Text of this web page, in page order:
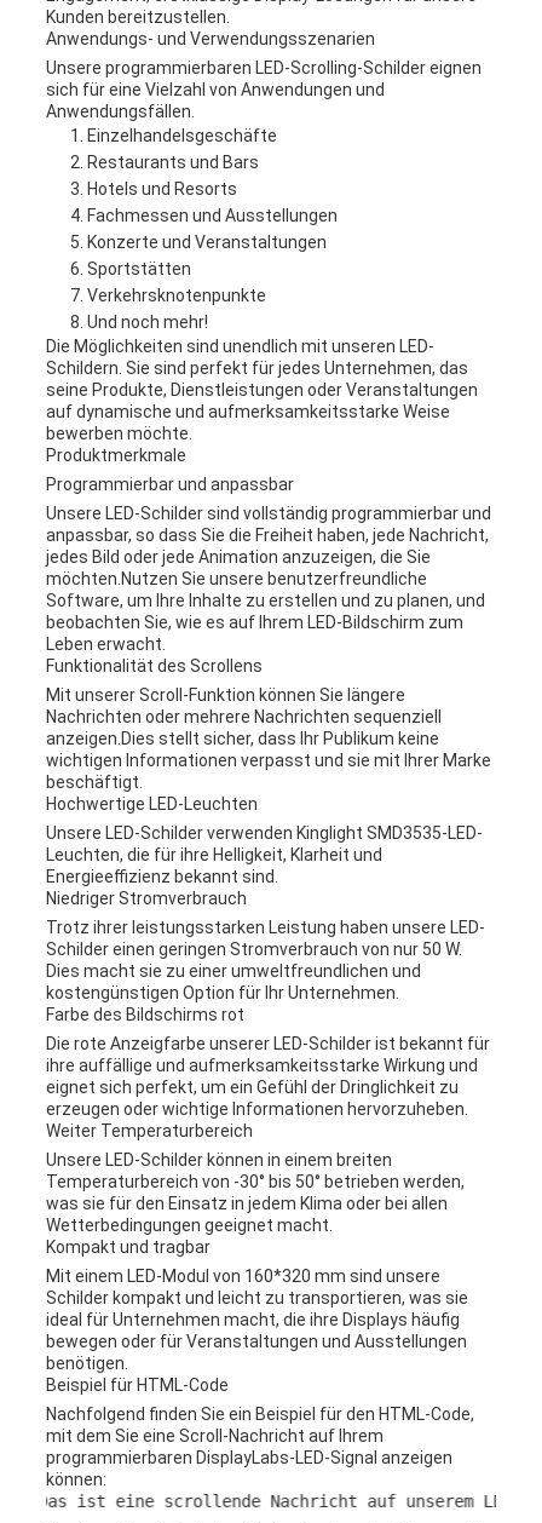
Kunden bereitzustellen.
Anwendungs- und Verwendungsszenarien
Unsere programmierbaren LED-Scrolling-Schilder eignen
sich für eine Vielzahl von Anwendungen und
Anwendungsfällen.
Einzelhandelsgeschäfte
Restaurants und Bars
Hotels und Resorts
Fachmessen und Ausstellungen
Konzerte und Veranstaltungen
Sportstätten
Verkehrsknotenpunkte
Und noch mehr!
Die Möglichkeiten sind unendlich mit unseren LED-
Schildern. Sie sind perfekt für jedes Unternehmen, das
seine Produkte, Dienstleistungen oder Veranstaltungen
auf dynamische und aufmerksamkeitsstarke Weise
bewerben möchte.
Produktmerkmale
Programmierbar und anpassbar
Unsere LED-Schilder sind vollständig programmierbar und
anpassbar, so dass Sie die Freiheit haben, jede Nachricht,
jedes Bild oder jede Animation anzuzeigen, die Sie
möchten.Nutzen Sie unsere benutzerfreundliche
Software, um Ihre Inhalte zu erstellen und zu planen, und
beobachten Sie, wie es auf Ihrem LED-Bildschirm zum
Leben erwacht.
Funktionalität des Scrollens
Mit unserer Scroll-Funktion können Sie längere
Nachrichten oder mehrere Nachrichten sequenziell
anzeigen.Dies stellt sicher, dass Ihr Publikum keine
wichtigen Informationen verpasst und sie mit Ihrer Marke
beschäftigt.
Hochwertige LED-Leuchten
Unsere LED-Schilder verwenden Kinglight SMD3535-LED-
Leuchten, die für ihre Helligkeit, Klarheit und
Energieeffizienz bekannt sind.
Niedriger Stromverbrauch
Trotz ihrer leistungsstarken Leistung haben unsere LED-
Schilder einen geringen Stromverbrauch von nur 50 W.
Dies macht sie zu einer umweltfreundlichen und
kostengünstigen Option für Ihr Unternehmen.
Farbe des Bildschirms rot
Die rote Anzeigfarbe unserer LED-Schilder ist bekannt für
ihre auffällige und aufmerksamkeitsstarke Wirkung und
eignet sich perfekt, um ein Gefühl der Dringlichkeit zu
erzeugen oder wichtige Informationen hervorzuheben.
Weiter Temperaturbereich
Unsere LED-Schilder können in einem breiten
Temperaturbereich von -30° bis 50° betrieben werden,
was sie für den Einsatz in jedem Klima oder bei allen
Wetterbedingungen geeignet macht.
Kompakt und tragbar
Mit einem LED-Modul von 160*320 mm sind unsere
Schilder kompakt und leicht zu transportieren, was sie
ideal für Unternehmen macht, die ihre Displays häufig
bewegen oder für Veranstaltungen und Ausstellungen
benötigen.
Beispiel für HTML-Code
Nachfolgend finden Sie ein Beispiel für den HTML-Code,
mit dem Sie eine Scroll-Nachricht auf Ihrem
programmierbaren DisplayLabs-LED-Signal anzeigen
können:
ist eine scrollende Nachricht auf unserem LED-